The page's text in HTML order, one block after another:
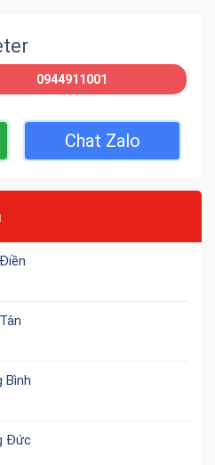
0944911001
Chat Zalo
Bình
Đức